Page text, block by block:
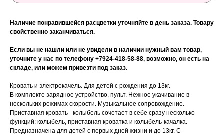
Наличие понравившейся расцветки уточняйте в день заказа. Товару
свойственно заканчиваться.
Если вы не нашли или не увидели в наличии нужный вам товар,
уточните у нас по телефону +7924-418-58-88, возможно, он есть на
складе, или можем привезти под заказ.
Кровать и электрокачель. Для детей с рождения до 13кг.
В комплекте зарядное устройство, пульт. Нежное укачивание в
нескольких режимах скорости. Музыкальное сопровождение.
Приставная кровать - колыбель сочетает в себе сразу несколько
функций: колыбель, приставная кроватка и колыбель-качалка.
Предназначена для детей с первых дней жизни и до 13кг. С